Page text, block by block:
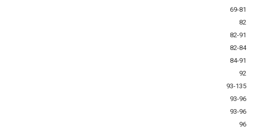
69-81
82
82-91
82-84
84-91
92
93-135
93-96
93-96
96